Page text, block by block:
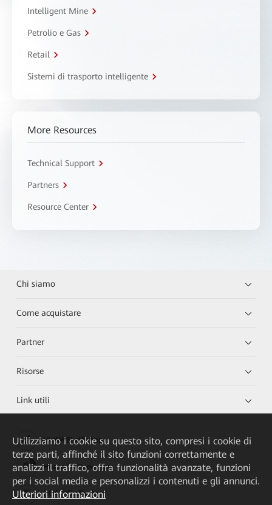
Intelligent Mine
Petrolio e Gas
Retail
Sistemi di trasporto intelligente
More Resources
Technical Support
Partners
Resource Center
Chi siamo
Come acquistare
Partner
Risorse
Link utili
HUAWEI eKit App
Huawei HiKnow App
HUAWEI eFly App
Utilizziamo i cookie su questo sito, compresi i cookie di
terze parti, affinché il sito funzioni correttamente e
analizzi il traffico, offra funzionalità avanzate, funzioni
per i social media e personalizzi i contenuti e gli annunci.
Ulteriori informazioni